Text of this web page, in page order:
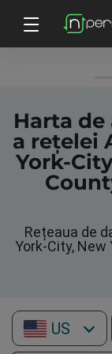
Harta de
a rețelei
York-
Rețeaua de
York-City, New
US